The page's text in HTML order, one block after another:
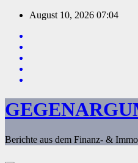
Zum
springen
August 10, 2026 07:04
Berichte aus dem Finanz- &